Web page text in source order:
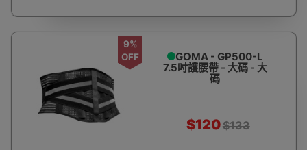
9%
OFF
GOMA - GP500-L
7.5吋護腰帶 - 大碼 - 大
碼
$120$133